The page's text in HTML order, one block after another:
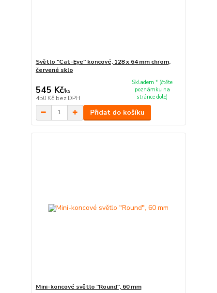
Světlo "Cat-Eye" koncové, 128 x 64 mm chrom,
červené sklo
545 Kč/ks
450 Kč bez DPH
Skladem * (čtěte
poznámku na
stránce dole)
Přidat do košíku
Mini-koncové světlo "Round", 60 mm